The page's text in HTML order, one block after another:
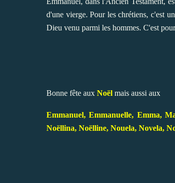
d'une vierge. Pour les chrétiens, c'est
Dieu venu parmi les hommes. C'est
Bonne fête aux Noël mais aussi aux
Emmanuel, Emmanuelle, Emma,
Noëllina, Noëlline, Nouela, Novela,